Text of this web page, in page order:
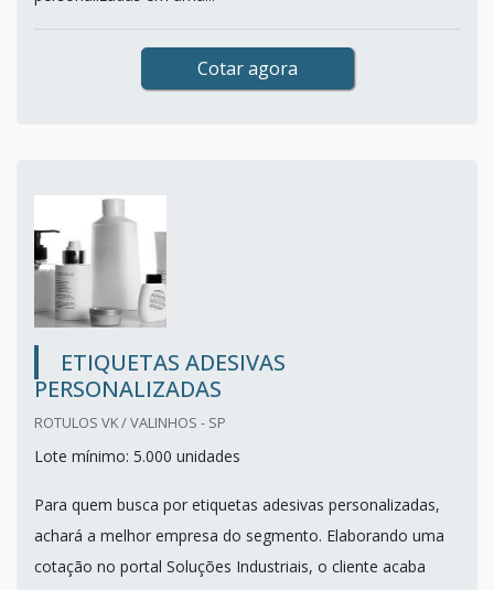
Cotar agora
ETIQUETAS ADESIVAS
PERSONALIZADAS
ROTULOS VK / VALINHOS - SP
Lote mínimo: 5.000 unidades
Para quem busca por etiquetas adesivas personalizadas,
achará a melhor empresa do segmento. Elaborando uma
cotação no portal Soluções Industriais, o cliente acaba